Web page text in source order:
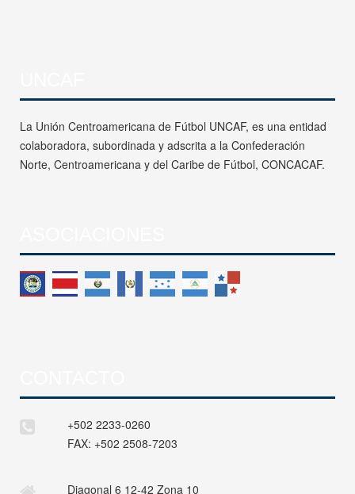
La Unión Centroamericana de Fútbol UNCAF, es una entidad
colaboradora, subordinada y adscrita a la Confederación
Norte, Centroamericana y del Caribe de Fútbol, CONCACAF.
+502 2233-0260
FAX: +502 2508-7203
Diagonal 6 12-42 Zona 10